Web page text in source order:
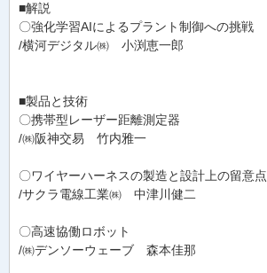
■解説
〇強化学習AIによるプラント制御への挑戦
/横河デジタル㈱ 小渕恵一郎
■製品と技術
〇携帯型レーザー距離測定器
/㈱阪神交易 竹内雅一
〇ワイヤーハーネスの製造と設計上の留意点
/サクラ電線工業㈱ 中津川健二
〇高速協働ロボット
/㈱デンソーウェーブ 森本佳那